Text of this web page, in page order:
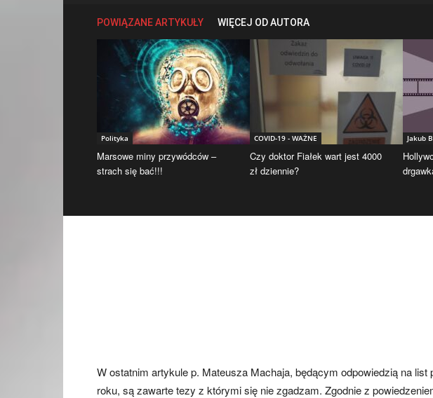
POWIĄZANE ARTYKUŁY WIĘCEJ OD AUTORA
Polityka
Marsowe miny przywódców –
strach się bać!!!
COVID-19 - WAŻNE
Czy doktor Fiałek wart jest 4000
zł dziennie?
Jakub
W ostatnim artykule p. Mateusza Machaja, będącym odpowiedzią na list
roku, są zawarte tezy z którymi się nie zgadzam. Zgodnie z